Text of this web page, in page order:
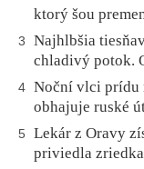
ktorý šou
3
Najhlbšia
chladivý potok.
4 Noční vlci prídu
obhajuje ruské
5
Lekár z Oravy
priviedla